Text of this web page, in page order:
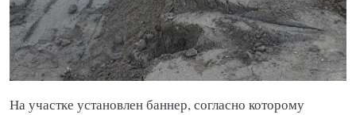
На участке установлен баннер, согласно которому